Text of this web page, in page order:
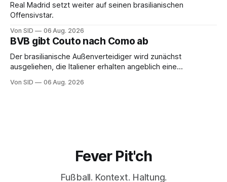
Real Madrid setzt weiter auf seinen brasilianischen
Offensivstar.
Von SID 06 Aug. 2026
BVB gibt Couto nach Como ab
Der brasilianische Außenverteidiger wird zunächst
ausgeliehen, die Italiener erhalten angeblich eine
Von SID 06 Aug. 2026
Fever Pit'ch
Fußball. Kontext. Haltung.